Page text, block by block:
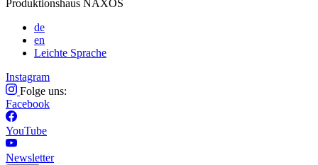
Produktionshaus NAXOS
de
en
Leichte Sprache
Instagram
Folge uns:
Facebook
YouTube
Newsletter